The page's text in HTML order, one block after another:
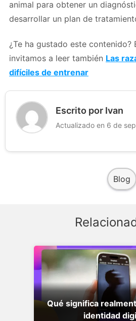
animal para obtener un
desarrollar un plan de
¿Te ha gustado este contenido?
invitamos a leer también Las
difíciles de entrenar
Escrito por Ivan
Actualizado en 6 de
Blog
Qué significa
identidad